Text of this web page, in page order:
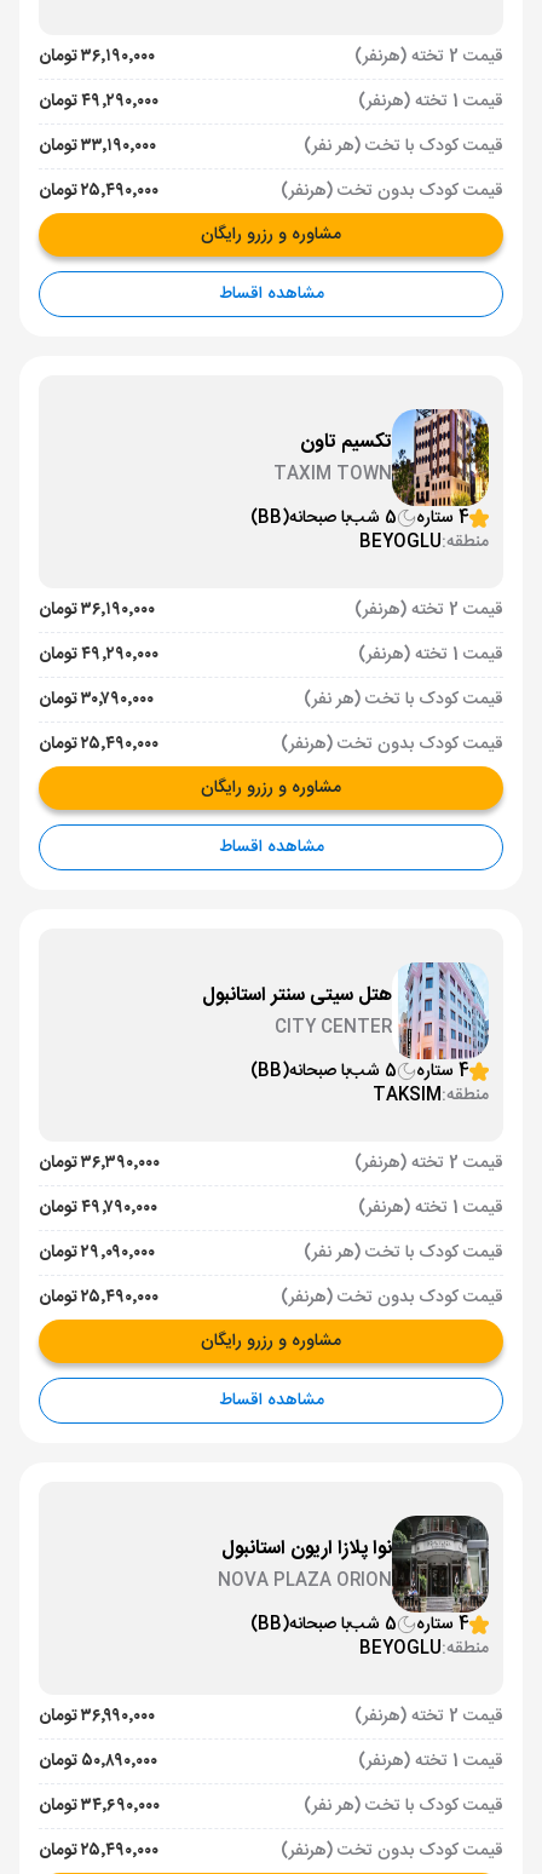
قیمت 2 تخته (هرنفر)
۳۶٬۱۹۰٬۰۰۰ تومان
قیمت 1 تخته (هرنفر)
۴۹٬۲۹۰٬۰۰۰ تومان
قیمت کودک با تخت (هر نفر)
۳۳٬۱۹۰٬۰۰۰ تومان
قیمت کودک بدون تخت (هرنفر)
۲۵٬۴۹۰٬۰۰۰ تومان
مشاوره و رزرو رایگان
مشاهده اقساط
تکسیم تاون
TAXIM TOWN
4 ستاره
5 شب با صبحانه(BB)
منطقه:BEYOGLU
قیمت 2 تخته (هرنفر)
۳۶٬۱۹۰٬۰۰۰ تومان
قیمت 1 تخته (هرنفر)
۴۹٬۲۹۰٬۰۰۰ تومان
قیمت کودک با تخت (هر نفر)
۳۰٬۷۹۰٬۰۰۰ تومان
قیمت کودک بدون تخت (هرنفر)
۲۵٬۴۹۰٬۰۰۰ تومان
مشاوره و رزرو رایگان
مشاهده اقساط
هتل سیتی سنتر استانبول
CITY CENTER
4 ستاره
5 شب با صبحانه(BB)
منطقه:TAKSIM
قیمت 2 تخته (هرنفر)
۳۶٬۳۹۰٬۰۰۰ تومان
قیمت 1 تخته (هرنفر)
۴۹٬۷۹۰٬۰۰۰ تومان
قیمت کودک با تخت (هر نفر)
۲۹٬۰۹۰٬۰۰۰ تومان
قیمت کودک بدون تخت (هرنفر)
۲۵٬۴۹۰٬۰۰۰ تومان
مشاوره و رزرو رایگان
مشاهده اقساط
نوا پلازا اریون استانبول
NOVA PLAZA ORION
4 ستاره
5 شب با صبحانه(BB)
منطقه:BEYOGLU
قیمت 2 تخته (هرنفر)
۳۶٬۹۹۰٬۰۰۰ تومان
قیمت 1 تخته (هرنفر)
۵۰٬۸۹۰٬۰۰۰ تومان
قیمت کودک با تخت (هر نفر)
۳۴٬۶۹۰٬۰۰۰ تومان
قیمت کودک بدون تخت (هرنفر)
۲۵٬۴۹۰٬۰۰۰ تومان